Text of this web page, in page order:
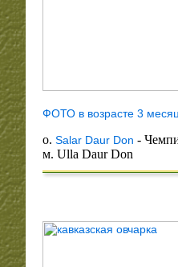
ФОТО в возрасте 3
о. Salar Daur Don -
м. Ulla Daur Don